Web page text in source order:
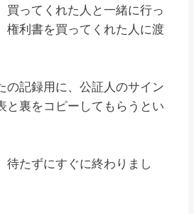
買ってくれた人と一緒に行っ
権利書を買ってくれた人に渡
の記録用に、公証人のサイン
と裏をコピーしてもらうとい
待たずにすぐに終わりまし